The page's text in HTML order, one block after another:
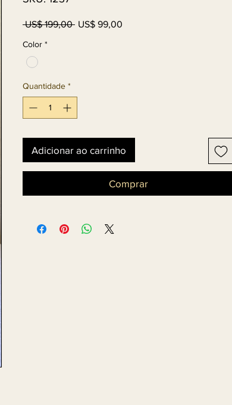
US$ 199,00 Preço
US$ 99,00
Color *
Quantidade *
Adicionar ao carrinho
Comprar